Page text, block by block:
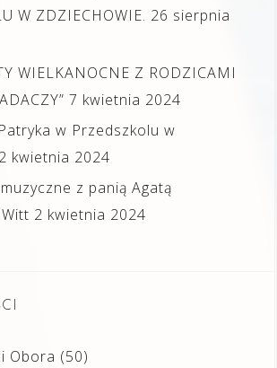
W ZDZIECHOWIE. 26 sierpnia
WIELKANOCNE Z RODZICAMI
7 kwietnia 2024
w Przedszkolu w
2 kwietnia 2024
z panią Agatą
2 kwietnia 2024
Obora (50)